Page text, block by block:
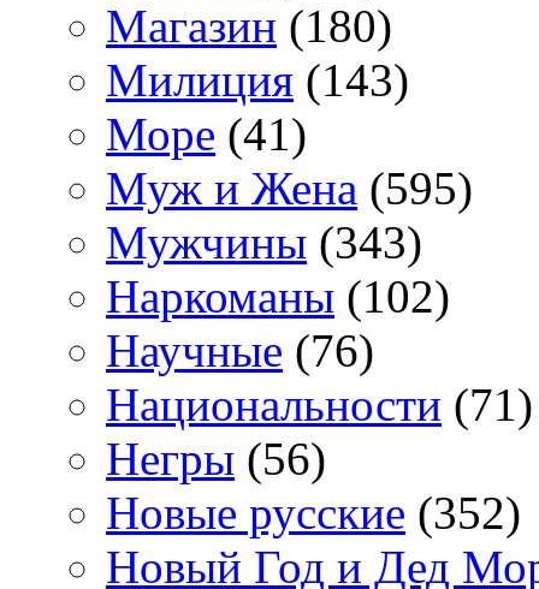
Магазин (180)
Милиция (143)
Море (41)
Муж и Жена (595)
Мужчины (343)
Наркоманы (102)
Научные (76)
Национальности (71)
Негры (56)
Новые русские (352)
Новый Год и Дед